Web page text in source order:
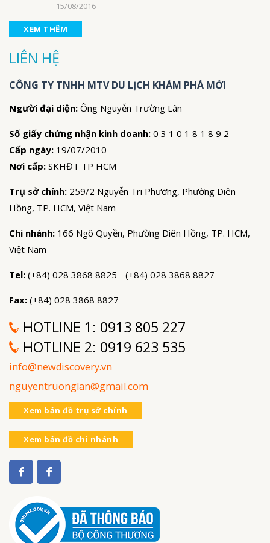
15/08/2016
XEM THÊM
LIÊN HỆ
CÔNG TY TNHH MTV DU LỊCH KHÁM PHÁ MỚI
Người đại diện: Ông Nguyễn Trường Lân
Số giấy chứng nhận kinh doanh: 0 3 1 0 1 8 1 8 9 2
Cấp ngày: 19/07/2010
Nơi cấp: SKHĐT TP HCM
Trụ sở chính: 259/2 Nguyễn Tri Phương, Phường Diên
Hồng, TP. HCM, Việt Nam
Chi nhánh: 166 Ngô Quyền, Phường Diên Hồng, TP. HCM,
Việt Nam
Tel: (+84) 028 3868 8825 - (+84) 028 3868 8827
Fax: (+84) 028 3868 8827
HOTLINE 1: 0913 805 227
HOTLINE 2: 0919 623 535
info@newdiscovery.vn
nguyentruonglan@gmail.com
Xem bản đồ trụ sở chính
Xem bản đồ chi nhánh